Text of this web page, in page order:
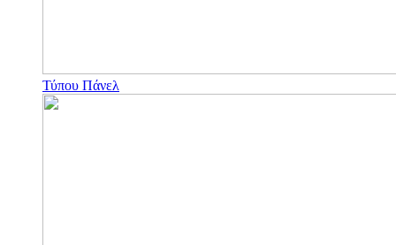
Τύπου Πάνελ